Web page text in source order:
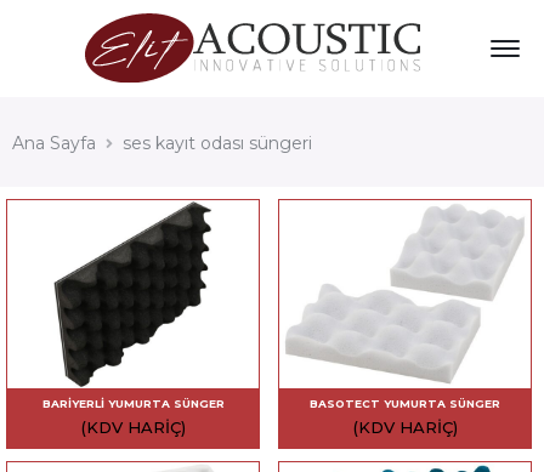
Ana Sayfa ses kayıt odası süngeri
BARIYERLI YUMURTA SÜNGER
(KDV HARIÇ)
BASOTECT YUMURTA SÜNGER
(KDV HARIÇ)